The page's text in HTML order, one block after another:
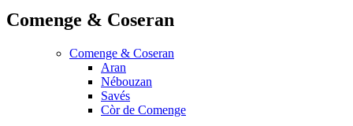
Comenge & Coseran
Comenge & Coseran
Aran
Nébouzan
Savés
Còr de Comenge